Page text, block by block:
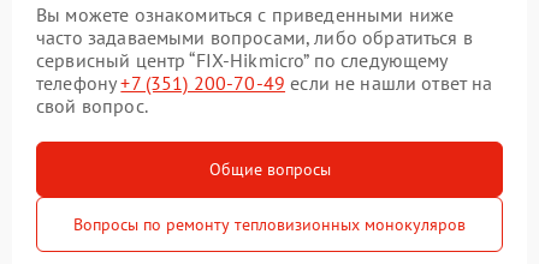
Вы можете ознакомиться с приведенными ниже
часто задаваемыми вопросами, либо обратиться в
сервисный центр “FIX-Hikmicro” по следующему
телефону+7 (351) 200-70-49 если не нашли ответ на
свой вопрос.
Общие вопросы
Вопросы по ремонту тепловизионных монокуляров